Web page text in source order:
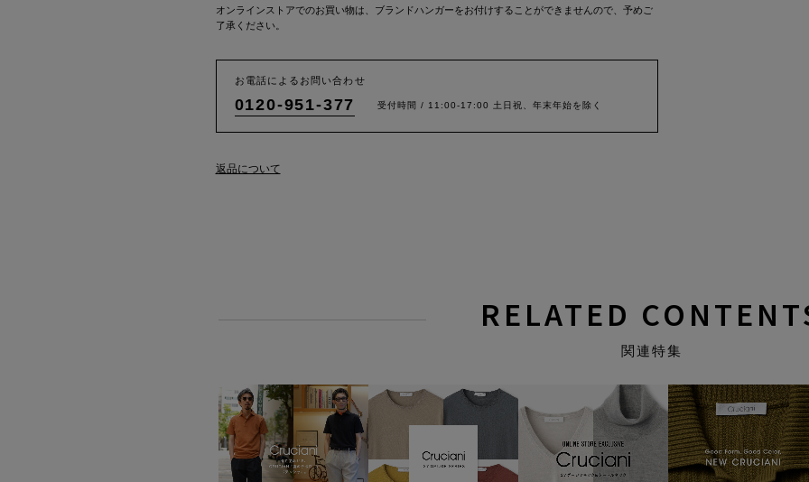
オンラインストアでのお買い物は、ブランドハンガーをお付けすることができませんので、予めご
了承ください。
お電話によるお問い合わせ
0120-951-377 受付時間 / 11:00-17:00 土日祝、年末年始を除く
返品について
RELATED
関連特集